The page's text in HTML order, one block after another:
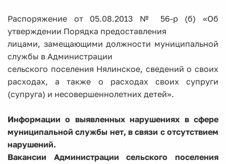
Распоряжение от 05.08.2013 № 56-р (б) «Об
утверждении Порядка предоставления
лицами, замещающими должности муниципальной
службы в Администрации
сельского поселения Нялинское, сведений о своих
расходах, а также о расходах своих супруги
(супруга) и несовершеннолетних детей».
Информации о выявленных нарушениях в сфере
муниципальной службы нет, в связи с отсутствием
нарушений.
Вакансии Администрации сельского поселения